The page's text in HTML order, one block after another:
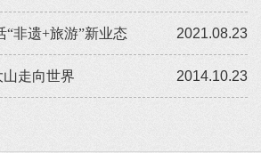
2021.08.23
“非遗+旅游”新业态
2014.10.23
走向世界